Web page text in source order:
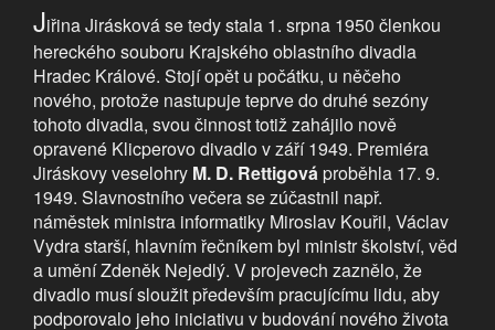
Jiřina Jirásková se tedy stala 1. srpna 1950 členkou
hereckého souboru Krajského oblastního divadla
Hradec Králové. Stojí opět u počátku, u něčeho
nového, protože nastupuje teprve do druhé sezóny
tohoto divadla, svou činnost totiž zahájilo nově
opravené Klicperovo divadlo v září 1949. Premiéra
Jiráskovy veselohry M. D. Rettigováproběhla 17. 9.
1949. Slavnostního večera se zúčastnil např.
náměstek ministra informatiky Miroslav Kouřil, Václav
Vydra starší, hlavním řečníkem byl ministr školství, věd
a umění Zdeněk Nejedlý. V projevech zaznělo, že
divadlo musí sloužit především pracujícímu lidu, aby
podporovalo jeho iniciativu v budování nového života